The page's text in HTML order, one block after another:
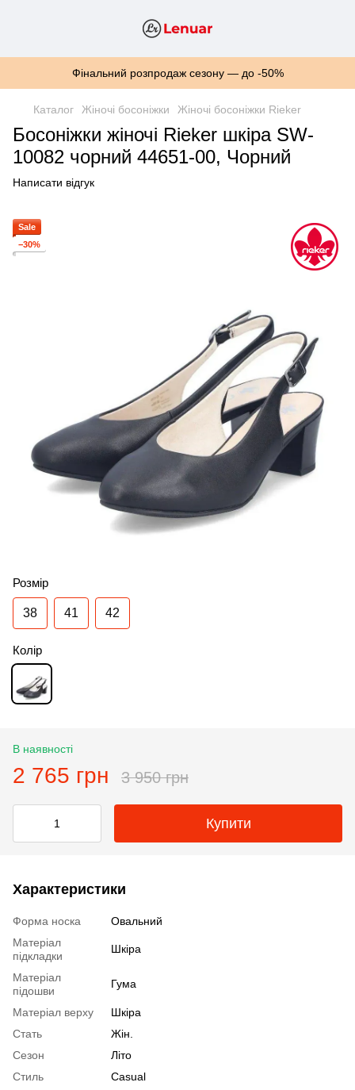
Фінальний розпродаж сезону — до -50%
Каталог Жіночі босоніжки Жіночі босоніжки Rieker
Босоніжки жіночі Rieker шкіра SW-
10082 чорний 44651-00, Чорний
Написати відгук
Sale
−30%
Розмір
38 41 42
Колір
В наявності
2 765 грн 3 950 грн
Купити
Характеристики
Форма носка
Овальний
Матеріал
підкладки
Шкіра
Матеріал
підошви
Гума
Матеріал верху
Шкіра
Стать
Жін.
Сезон
Літо
Стиль
Casual